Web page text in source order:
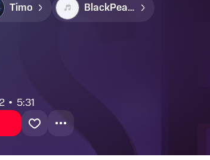
Timo BlackPearl's
5:31